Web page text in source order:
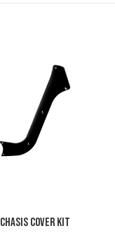
Chasis Cover Kit